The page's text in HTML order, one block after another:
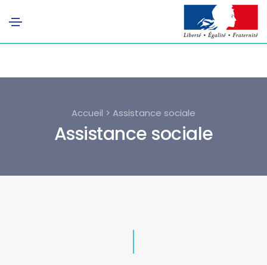
Accueil > Assistance sociale
Assistance sociale